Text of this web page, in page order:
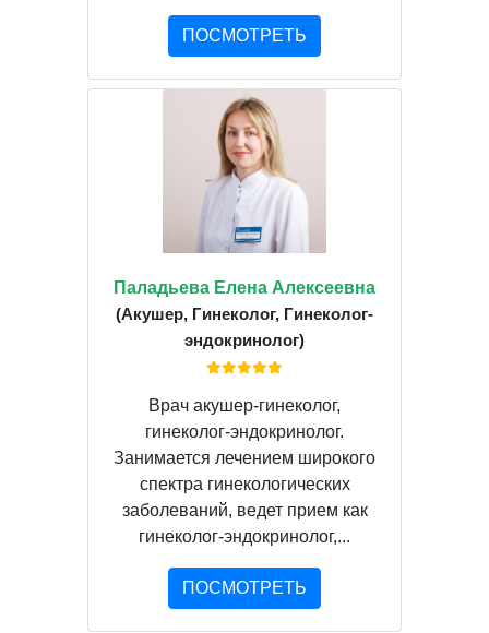
ПОСМОТРЕТЬ
Паладьева Елена Алексеевна
(Акушер, Гинеколог, Гинеколог-
эндокринолог)
Врач акушер-гинеколог,
гинеколог-эндокринолог.
Занимается лечением широкого
спектра гинекологических
заболеваний, ведет прием как
гинеколог-эндокринолог,...
ПОСМОТРЕТЬ